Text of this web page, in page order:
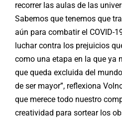
recorrer las aulas de las
Sabemos que tenemos que
aún para combatir el COVID-
luchar contra los prejuicios
como una etapa en la que ya
que queda excluida del
de ser mayor”, reflexiona
que merece todo nuestro
creatividad para sortear los